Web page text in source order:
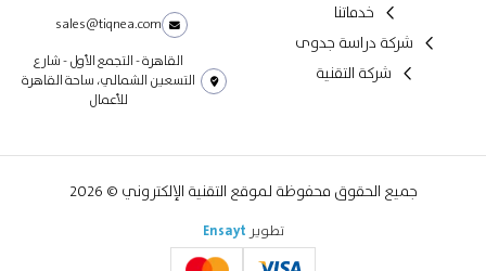
خدماتنا
شركة دراسة جدوى
شركة التقنية
sales@tiqnea.com
القاهرة - التجمع الأول - شارع
التسعين الشمالي، ساحة القاهرة
للأعمال
جميع الحقوق محفوظة لموقع التقنية الإلكتروني © 2026
تطوير Ensayt